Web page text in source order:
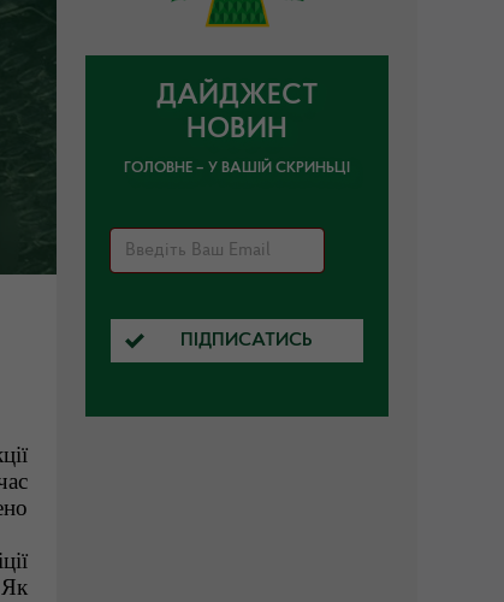
ДАЙДЖЕСТ
НОВИН
ГОЛОВНЕ – У ВАШІЙ СКРИНЬЦІ
ПІДПИСАТИСЬ